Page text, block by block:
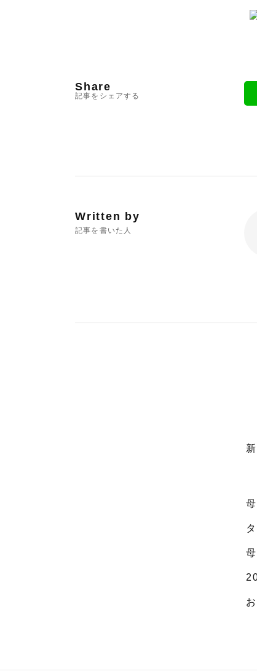
Share
記事をシェアする
Written by
記事を書いた人